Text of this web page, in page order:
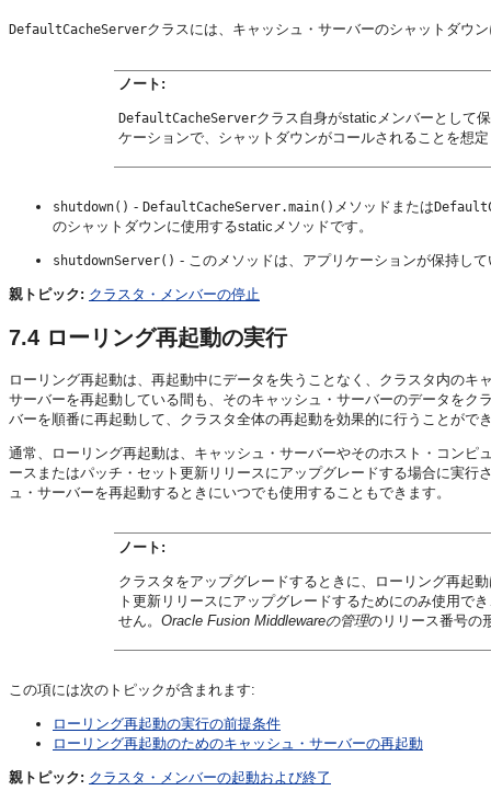
DefaultCacheServerクラスには、キャッシュ・サーバーのシャットダウ
ノート:
DefaultCacheServerクラス自身がstaticメンバーとして
ケーションで、シャットダウンがコールされることを想
shutdown() - DefaultCacheServer.main() メソッドまたは
のシャットダウンに使用するstaticメソッドです。
shutdownServer() - このメソッドは、アプリケーションが保持して
親トピック: クラスタ・メンバーの停止
7.4 ローリング再起動の実行
ローリング再起動は、再起動中にデータを失うことなく、クラスタ内のキ
サーバーを再起動している間も、そのキャッシュ・サーバーのデータを
バーを順番に再起動して、クラスタ全体の再起動を効果的に行うことがで
通常、ローリング再起動は、キャッシュ・サーバーやそのホスト・コン
ースまたはパッチ・セット更新リリースにアップグレードする場合に実
ュ・サーバーを再起動するときにいつでも使用することもできます。
ノート:
クラスタをアップグレードするときに、ローリング再起
ト更新リリースにアップグレードするためにのみ使用で
せん。 Oracle Fusion Middlewareの管理のリリース番号の
この項には次のトピックが含まれます:
ローリング再起動の実行の前提条件
ローリング再起動のためのキャッシュ・サーバーの再起動
親トピック: クラスタ・メンバーの起動および終了